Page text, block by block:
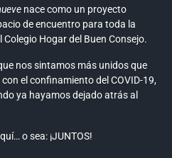
nace como un proyecto
de encuentro para toda la
Hogar del Buen Consejo.
nos sintamos más unidos que
el confinamiento del COVID-19,
ya hayamos dejado atrás al
o sea: ¡JUNTOS!